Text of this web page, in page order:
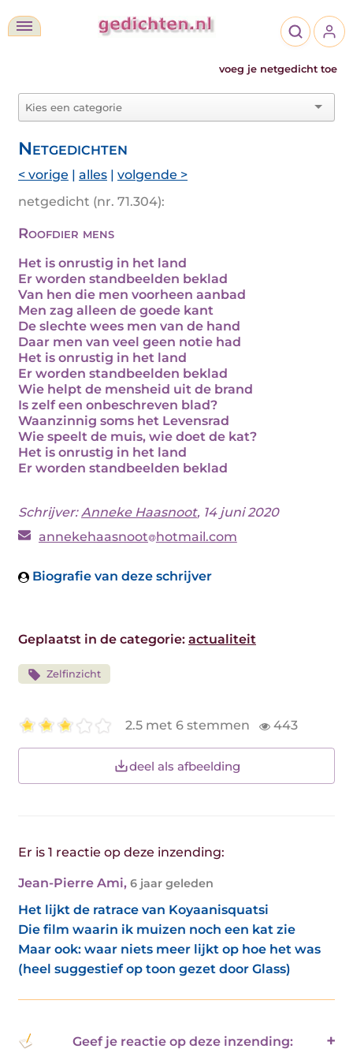
voeg je netgedicht toe
Netgedichten
< vorige | alles | volgende >
netgedicht (nr. 71.304):
Roofdier mens
Het is onrustig in het land
Er worden standbeelden beklad
Van hen die men voorheen aanbad
Men zag alleen de goede kant
De slechte wees men van de hand
Daar men van veel geen notie had
Het is onrustig in het land
Er worden standbeelden beklad
Wie helpt de mensheid uit de brand
Is zelf een onbeschreven blad?
Waanzinnig soms het Levensrad
Wie speelt de muis, wie doet de kat?
Het is onrustig in het land
Er worden standbeelden beklad
Schrijver:Anneke Haasnoot, 14 juni 2020
annekehaasnoot hotmail.com
Biografie van deze schrijver
Geplaatst in de categorie: actualiteit
Zelfinzicht
2.5 met 6 stemmen 443
deel als afbeelding
Er is 1 reactie op deze inzending:
Jean-Pierre Ami, 6 jaar geleden
Het lijkt de ratrace van Koyaanisquatsi
Die film waarin ik muizen noch een kat zie
Maar ook: waar niets meer lijkt op hoe het was
(heel suggestief op toon gezet door Glass)
Geef je reactie op deze inzending: